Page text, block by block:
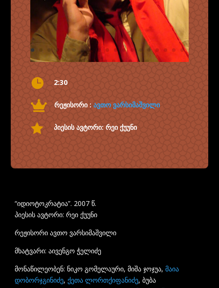
 2:30
 რეჟისორი : ავთო ვარსიმაშვილი
 პიესის ავტორი: რეი ქუუნი
“იდიოტოკრატია”. 2007 წ.
პიესის ავტორი: რეი ქუუნი
რეჟისორი ავთო ვარსიმაშვილი
მხატვარი: აივენგო ჭელიძე
მონაწილეობენ: ნიკო გომელაური, მიშა ჯოჯუა, მაია
დობორჯგინიძე, ქეთა ლორთქიფანიძე, ბუბა